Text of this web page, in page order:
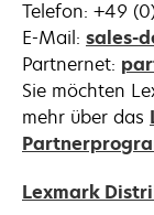
Telefon: +49
E-Mail: sales-
Partnernet:
Sie möchten
mehr über das
Lexmark